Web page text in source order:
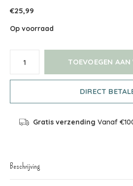
€25,99
Op voorraad
TOEVOEGEN AAN
DIRECT
Gratis verzending Vanaf
Beschrijving